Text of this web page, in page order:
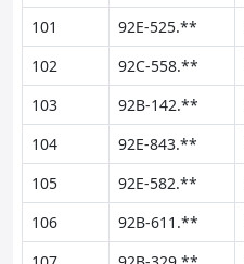
101
92E-525.**
102
92C-558.**
103
92B-142.**
104
92E-843.**
105
92E-582.**
106
92B-611.**